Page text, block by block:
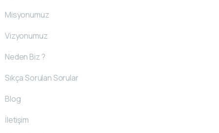
Misyonumuz
Vizyonumuz
Neden Biz ?
Sıkça Sorulan Sorular
Blog
İletişim